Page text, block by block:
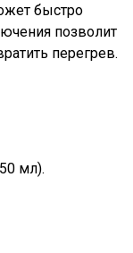
быстро
позволит
перегрев.
мл).